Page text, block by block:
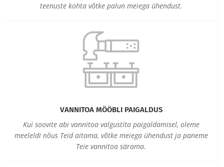
teenuste kohta võtke palun meiega ühendust.
VANNITOA MÖÖBLI PAIGALDUS
Kui soovite abi vannitoa valgustita paigaldamisel, oleme
meeleldi nõus Teid aitama, võtke meiega ühendust ja paneme
Teie vannitoa särama.